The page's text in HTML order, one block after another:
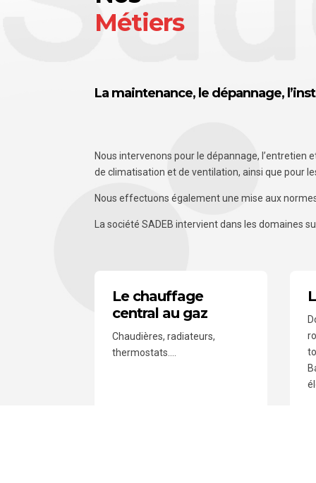
Métiers
La maintenance, le dépannage,
Nous intervenons pour le dépannage,
de climatisation et de ventilation, ainsi que pour
Nous effectuons également une mise aux
La société SADEB intervient dans les domaines
Le chauffage
central au gaz
Chaudières, radiateurs,
thermostats….